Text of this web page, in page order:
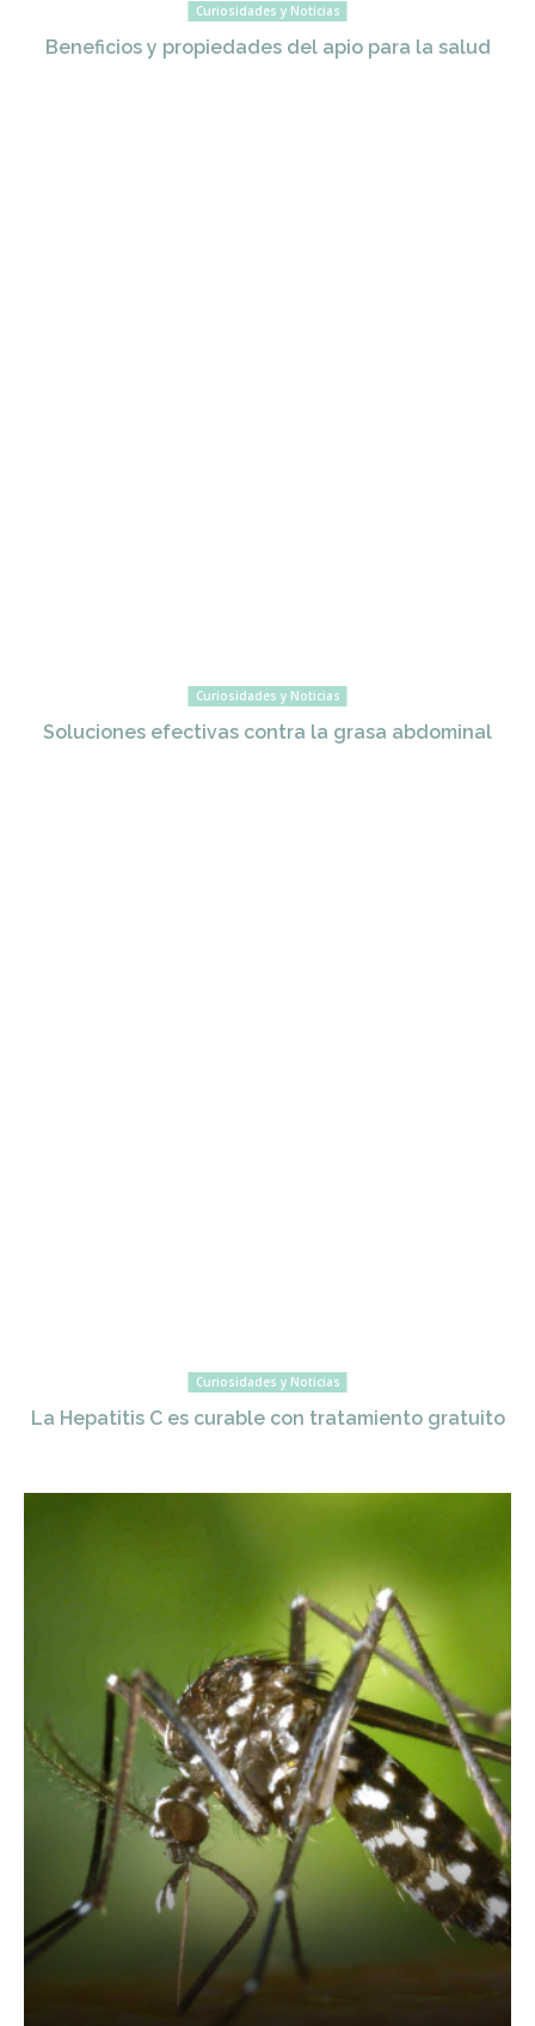
Curiosidades y Noticias
Beneficios y propiedades del apio para la salud
Curiosidades y Noticias
Soluciones efectivas contra la grasa abdominal
Curiosidades y Noticias
La Hepatitis C es curable con tratamiento gratuito